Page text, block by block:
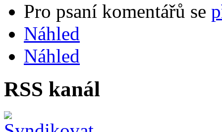
Pro psaní komentářů se
Náhled
Náhled
RSS kanál